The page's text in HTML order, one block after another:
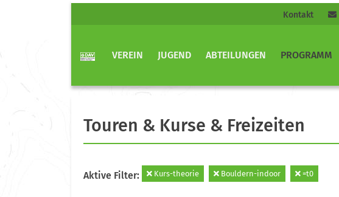
Kontakt
VEREIN JUGEND ABTEILUNGEN PROGRAMM
Touren & Kurse & Freizeiten
Aktive Filter: Kurs-theorie Bouldern-indoor =t0